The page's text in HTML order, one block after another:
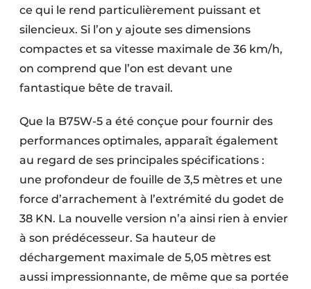
Sécurité incendie
Software
Techniques ferroviaires
Travaux ferroviaires
ce qui le rend particulièrement puissant et
silencieux. Si l’on y ajoute ses dimensions
compactes et sa vitesse maximale de 36 km/h,
on comprend que l’on est devant une
fantastique bête de travail.
Que la B75W-5 a été conçue pour fournir des
performances optimales, apparaît également
au regard de ses principales spécifications :
une profondeur de fouille de 3,5 mètres et une
force d’arrachement à l’extrémité du godet de
38 KN. La nouvelle version n’a ainsi rien à envier
à son prédécesseur. Sa hauteur de
déchargement maximale de 5,05 mètres est
aussi impressionnante, de même que sa portée